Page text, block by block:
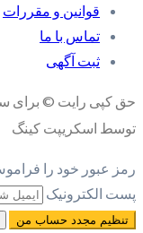
قوانین و مقررات
تماس با ما
ثبت آگهی
حق کپی رایت © برای
توسط اسکریپت کینگ
رمز عبور خود را
پست الکترونیک
تنظیم مجدد حساب من